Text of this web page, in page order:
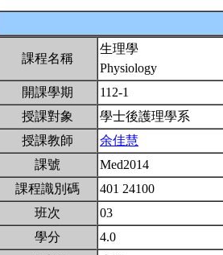
課程名稱
生理學
Physiology
開課學期
112-1
授課對象
學士後護理學系
授課教師
余佳慧
課號
Med2014
課程識別碼
401 24100
班次
03
學分
4.0